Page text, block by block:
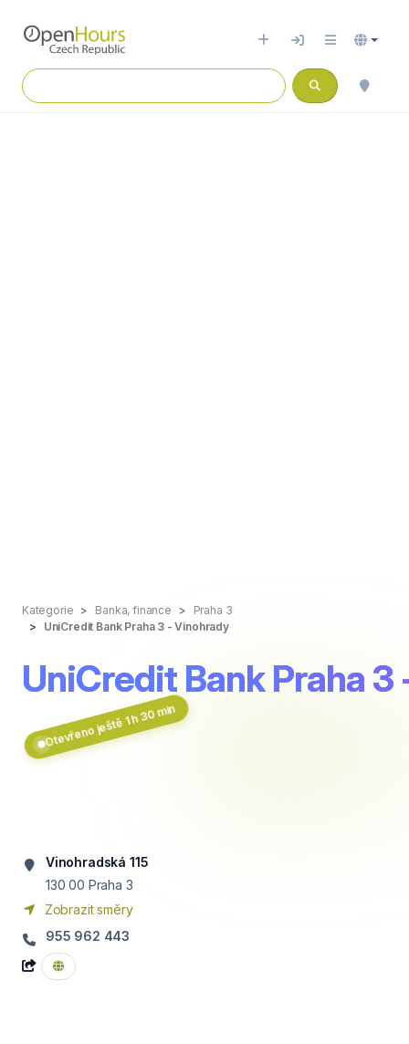
Kategorie Banka, finance
Praha 3
UniCredit Bank Praha 3 - Vinohrady
UniCredit Bank Praha
Otevřeno ještě 1 h 30 min
Vinohradská 115
130 00 Praha 3
Zobrazit směry
955 962 443